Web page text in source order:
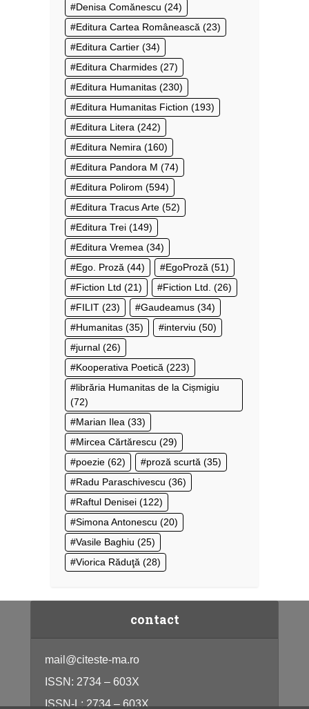
Denisa Comănescu (24)
Editura Cartea Românească (23)
Editura Cartier (34)
Editura Charmides (27)
Editura Humanitas (230)
Editura Humanitas Fiction (193)
Editura Litera (242)
Editura Nemira (160)
Editura Pandora M (74)
Editura Polirom (594)
Editura Tracus Arte (52)
Editura Trei (149)
Editura Vremea (34)
Ego. Proză (44) EgoProză (51)
Fiction Ltd (21) Fiction Ltd. (26)
FILIT (23) Gaudeamus (34)
Humanitas (35) interviu (50)
jurnal (26)
Kooperativa Poetică (223)
librăria Humanitas de la Cișmigiu
(72)
Marian Ilea (33)
Mircea Cărtărescu (29)
poezie (62) proză scurtă (35)
Radu Paraschivescu (36)
Raftul Denisei (122)
Simona Antonescu (20)
Vasile Baghiu (25)
Viorica Răduţă (28)
contact
mail@citeste-ma.ro
ISSN: 2734 – 603X
ISSN-L: 2734 – 603X